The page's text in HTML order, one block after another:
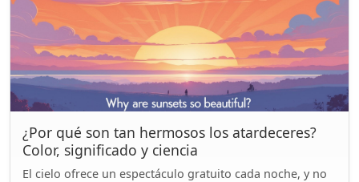
¿Por qué son tan hermosos los atardeceres?
Color, significado y ciencia
El cielo ofrece un espectáculo gratuito cada noche, y no